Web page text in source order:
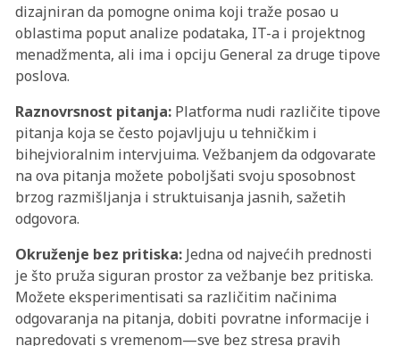
dizajniran da pomogne onima koji traže posao u
oblastima poput analize podataka, IT-a i projektnog
menadžmenta, ali ima i opciju General za druge tipove
poslova.
Raznovrsnost pitanja: Platforma nudi različite tipove
pitanja koja se često pojavljuju u tehničkim i
bihejvioralnim intervjuima. Vežbanjem da odgovarate
na ova pitanja možete poboljšati svoju sposobnost
brzog razmišljanja i struktuisanja jasnih, sažetih
odgovora.
Okruženje bez pritiska: Jedna od najvećih prednosti
je što pruža siguran prostor za vežbanje bez pritiska.
Možete eksperimentisati sa različitim načinima
odgovaranja na pitanja, dobiti povratne informacije i
napredovati s vremenom—sve bez stresa pravih